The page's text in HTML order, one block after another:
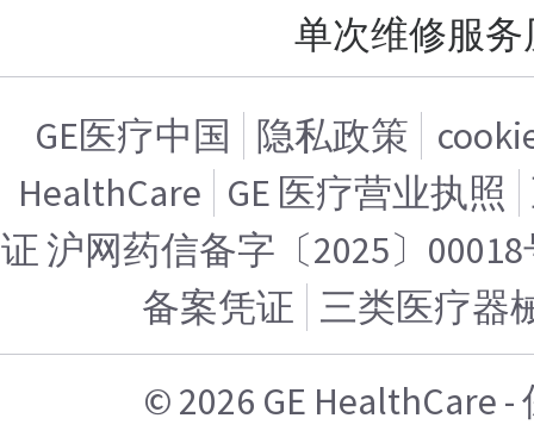
单次维修服务
GE医疗中国 隐私政策
HealthCare GE 医疗营业执照
证 沪网药信备字〔2025〕
备案凭证 三类医疗器
© 2026 GE HealthCare